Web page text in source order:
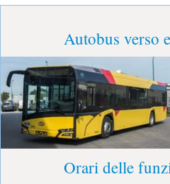
Autobus verso
Orari delle